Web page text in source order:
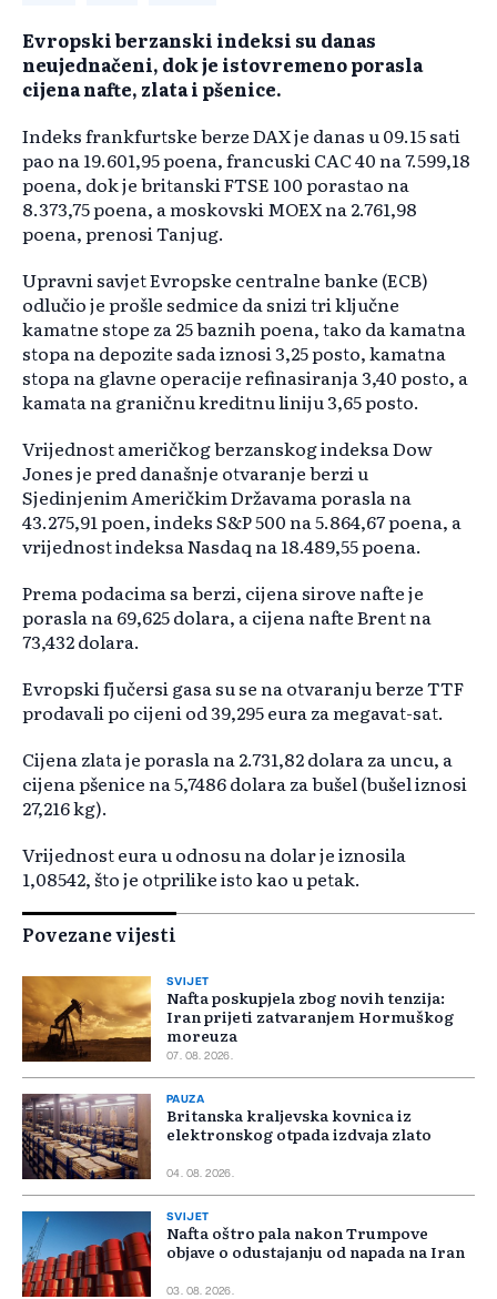
Evropski berzanski indeksi su danas
neujednačeni, dok je istovremeno porasla
cijena nafte, zlata i pšenice.
Indeks frankfurtske berze DAX je danas u 09.15 sati
pao na 19.601,95 poena, francuski CAC 40 na 7.599,18
poena, dok je britanski FTSE 100 porastao na
8.373,75 poena, a moskovski MOEX na 2.761,98
poena, prenosi Tanjug.
Upravni savjet Evropske centralne banke (ECB)
odlučio je prošle sedmice da snizi tri ključne
kamatne stope za 25 baznih poena, tako da kamatna
stopa na depozite sada iznosi 3,25 posto, kamatna
stopa na glavne operacije refinasiranja 3,40 posto, a
kamata na graničnu kreditnu liniju 3,65 posto.
Vrijednost američkog berzanskog indeksa Dow
Jones je pred današnje otvaranje berzi u
Sjedinjenim Američkim Državama porasla na
43.275,91 poen, indeks S&P 500 na 5.864,67 poena, a
vrijednost indeksa Nasdaq na 18.489,55 poena.
Prema podacima sa berzi, cijena sirove nafte je
porasla na 69,625 dolara, a cijena nafte Brent na
73,432 dolara.
Evropski fjučersi gasa su se na otvaranju berze TTF
prodavali po cijeni od 39,295 eura za megavat-sat.
Cijena zlata je porasla na 2.731,82 dolara za uncu, a
cijena pšenice na 5,7486 dolara za bušel (bušel iznosi
27,216 kg).
Vrijednost eura u odnosu na dolar je iznosila
1,08542, što je otprilike isto kao u petak.
Povezane vijesti
SVIJET
Nafta poskupjela zbog novih tenzija:
Iran prijeti zatvaranjem Hormuškog
moreuza
07. 08. 2026.
PAUZA
Britanska kraljevska kovnica iz
elektronskog otpada izdvaja zlato
04. 08. 2026.
SVIJET
Nafta oštro pala nakon Trumpove
objave o odustajanju od napada na Iran
03. 08. 2026.